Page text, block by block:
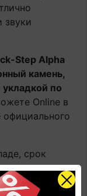
звуки
Step Alpha
камень,
по
Online в
официального
срок
дешевле!